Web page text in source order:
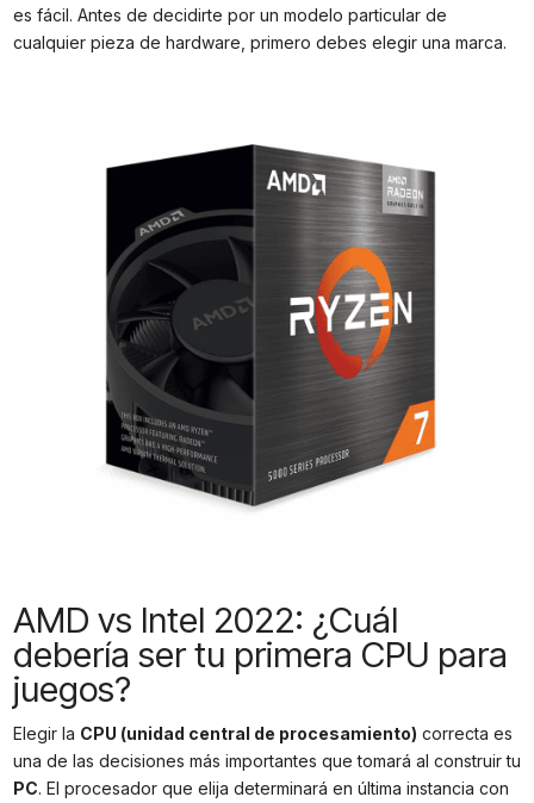
es fácil. Antes de decidirte por un modelo particular de
cualquier pieza de hardware, primero debes elegir una marca.
AMD vs Intel 2022: ¿Cuál
debería ser tu primera CPU para
juegos?
Elegir la CPU (unidad central de procesamiento) correcta es
una de las decisiones más importantes que tomará al construir tu
PC. El procesador que elija determinará en última instancia con